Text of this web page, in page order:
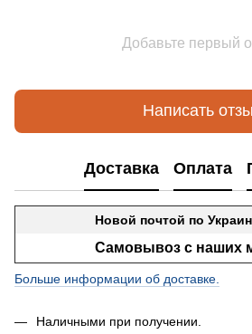
Добавьте первый
Написать
Доставка Оплата
Новой почтой по
Самовывоз с наших
Больше информации об доставке.
Наличными при получении.